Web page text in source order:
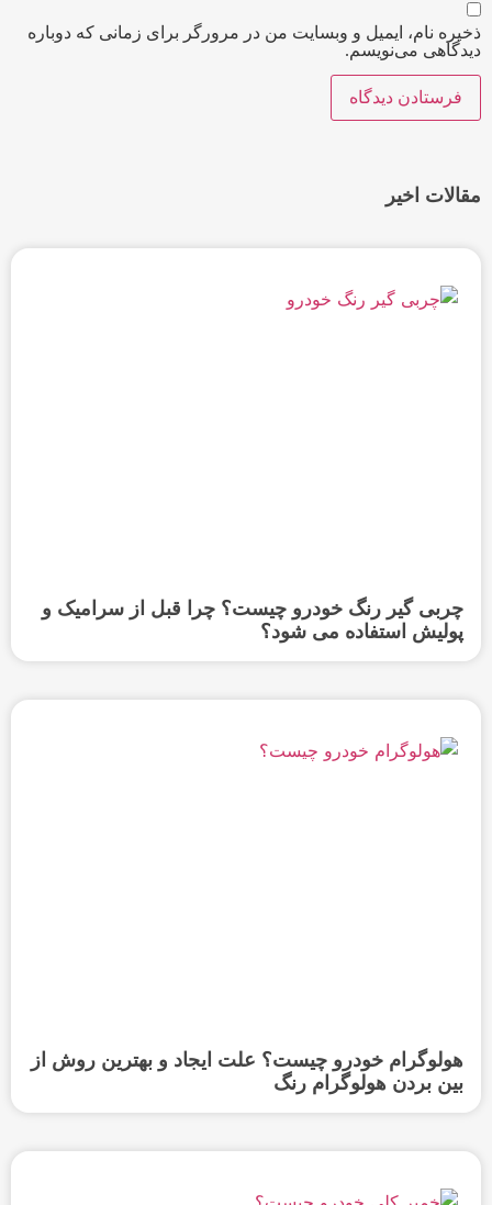
ذخیره نام، ایمیل و وبسایت من در مرورگر برای زمانی که دوباره
دیدگاهی می‌نویسم.
مقالات اخیر
چربی گیر رنگ خودرو چیست؟ چرا قبل از سرامیک و
پولیش استفاده می ‌شود؟
هولوگرام خودرو چیست؟ علت ایجاد و بهترین روش از
بین بردن هولوگرام رنگ